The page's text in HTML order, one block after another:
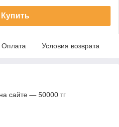
Купить
Оплата Условия возврата
сайте — 50000 тг